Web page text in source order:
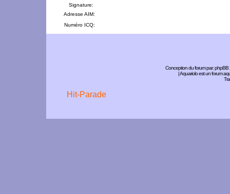
Signature:
Adresse AIM:
Numéro ICQ:
Conception du forum par:phpBB
| Aquariolo est un forum